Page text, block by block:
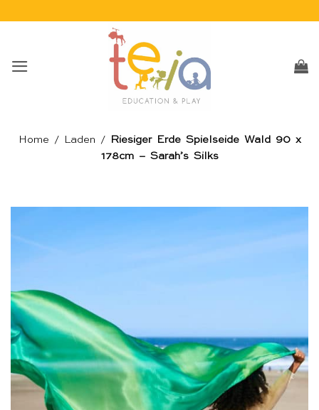
Home / Laden /
Riesiger Erde Spielseide Wald 90 x
178cm – Sarah’s Silks